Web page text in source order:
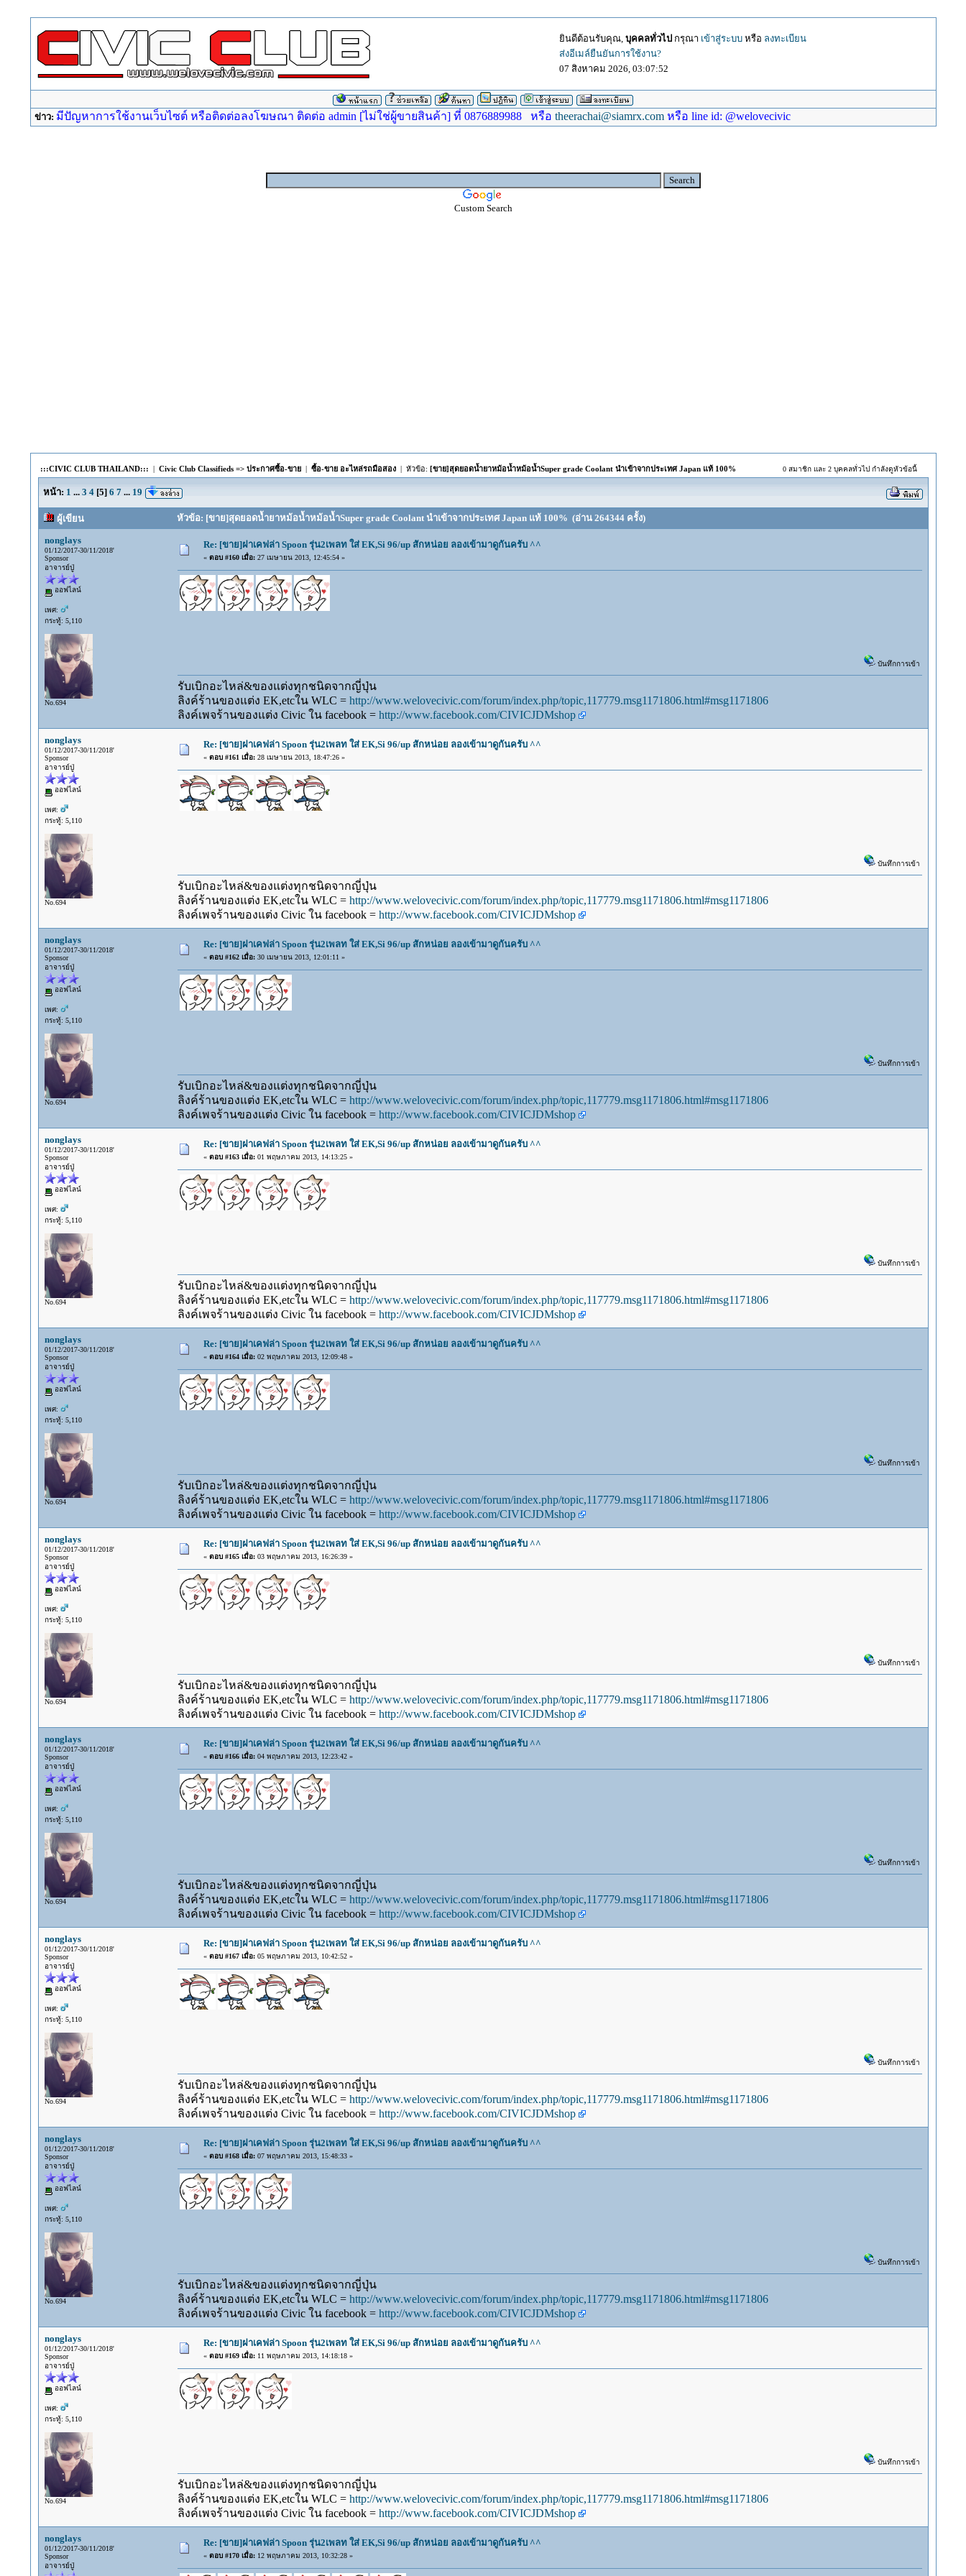
ยินดีต้อนรับคุณ, บุคคลทั่วไป กรุณา เข้าสู่ระบบหรือ ลงทะเบียน
ส่งอีเมล์ยืนยันการใช้งาน?
07 สิงหาคม 2026, 03:07:52
ข่าว: มีปัญหาการใช้งานเว็บไซต์ หรือติดต่อลงโฆษณา ติดต่อ admin [ไม่ใช่ผู้ขายสินค้า] ที่ 0876889988 หรือtheerachai@siamrx.com หรือ line id: @welovecivic
Custom Search
:::CIVIC CLUB THAILAND::: | Civic Club Classifieds => ประกาศซื้อ-ขาย| ซื้อ-ขาย อะไหล่รถมือสอง| หัวข้อ: [ขาย]สุดยอดน้ำยาหม้อน้ำหม้อน้ำSuper grade Coolant นำเข้าจากประเทศ Japan แท้ 100% 0 สมาชิก และ 2 บุคคลทั่วไป กำลังดูหัวข้อนี้
หน้า: 1 ... 3 4[5] 6 7 ... 19
ผู้เขียน หัวข้อ: [ขาย]สุดยอดน้ำยาหม้อน้ำหม้อน้ำSuper grade Coolant นำเข้าจากประเทศ Japan แท้ 100% (อ่าน 264344 ครั้ง)
nonglays
01/12/2017-30/11/2018'
Sponsor
อาจารย์ปู่
ออฟไลน์
เพศ:
กระทู้: 5,110
No.694
Re: [ขาย]ฝาเคฟล่า Spoon รุ่น2เพลท ใส่ EK,Si 96/up สักหน่อย ลองเข้ามาดูกันครับ ^^
« ตอบ #160 เมื่อ:27 เมษายน 2013, 12:45:54 »
บันทึกการเข้า
รับเบิกอะไหล่&ของแต่งทุกชนิดจากญี่ปุ่น
ลิงค์ร้านของแต่ง EK,etcใน WLC = http://www.welovecivic.com/forum/index.php/topic,117779.msg1171806.html#msg1171806
ลิงค์เพจร้านของแต่ง Civic ใน facebook = http://www.facebook.com/CIVICJDMshop
nonglays
01/12/2017-30/11/2018'
Sponsor
อาจารย์ปู่
ออฟไลน์
เพศ:
กระทู้: 5,110
No.694
Re: [ขาย]ฝาเคฟล่า Spoon รุ่น2เพลท ใส่ EK,Si 96/up สักหน่อย ลองเข้ามาดูกันครับ ^^
« ตอบ #161 เมื่อ:28 เมษายน 2013, 18:47:26 »
บันทึกการเข้า
รับเบิกอะไหล่&ของแต่งทุกชนิดจากญี่ปุ่น
ลิงค์ร้านของแต่ง EK,etcใน WLC = http://www.welovecivic.com/forum/index.php/topic,117779.msg1171806.html#msg1171806
ลิงค์เพจร้านของแต่ง Civic ใน facebook = http://www.facebook.com/CIVICJDMshop
nonglays
01/12/2017-30/11/2018'
Sponsor
อาจารย์ปู่
ออฟไลน์
เพศ:
กระทู้: 5,110
No.694
Re: [ขาย]ฝาเคฟล่า Spoon รุ่น2เพลท ใส่ EK,Si 96/up สักหน่อย ลองเข้ามาดูกันครับ ^^
« ตอบ #162 เมื่อ:30 เมษายน 2013, 12:01:11 »
บันทึกการเข้า
รับเบิกอะไหล่&ของแต่งทุกชนิดจากญี่ปุ่น
ลิงค์ร้านของแต่ง EK,etcใน WLC = http://www.welovecivic.com/forum/index.php/topic,117779.msg1171806.html#msg1171806
ลิงค์เพจร้านของแต่ง Civic ใน facebook = http://www.facebook.com/CIVICJDMshop
nonglays
01/12/2017-30/11/2018'
Sponsor
อาจารย์ปู่
ออฟไลน์
เพศ:
กระทู้: 5,110
No.694
Re: [ขาย]ฝาเคฟล่า Spoon รุ่น2เพลท ใส่ EK,Si 96/up สักหน่อย ลองเข้ามาดูกันครับ ^^
« ตอบ #163 เมื่อ:01 พฤษภาคม 2013, 14:13:25 »
บันทึกการเข้า
รับเบิกอะไหล่&ของแต่งทุกชนิดจากญี่ปุ่น
ลิงค์ร้านของแต่ง EK,etcใน WLC = http://www.welovecivic.com/forum/index.php/topic,117779.msg1171806.html#msg1171806
ลิงค์เพจร้านของแต่ง Civic ใน facebook = http://www.facebook.com/CIVICJDMshop
nonglays
01/12/2017-30/11/2018'
Sponsor
อาจารย์ปู่
ออฟไลน์
เพศ:
กระทู้: 5,110
No.694
Re: [ขาย]ฝาเคฟล่า Spoon รุ่น2เพลท ใส่ EK,Si 96/up สักหน่อย ลองเข้ามาดูกันครับ ^^
« ตอบ #164 เมื่อ:02 พฤษภาคม 2013, 12:09:48 »
บันทึกการเข้า
รับเบิกอะไหล่&ของแต่งทุกชนิดจากญี่ปุ่น
ลิงค์ร้านของแต่ง EK,etcใน WLC = http://www.welovecivic.com/forum/index.php/topic,117779.msg1171806.html#msg1171806
ลิงค์เพจร้านของแต่ง Civic ใน facebook = http://www.facebook.com/CIVICJDMshop
nonglays
01/12/2017-30/11/2018'
Sponsor
อาจารย์ปู่
ออฟไลน์
เพศ:
กระทู้: 5,110
No.694
Re: [ขาย]ฝาเคฟล่า Spoon รุ่น2เพลท ใส่ EK,Si 96/up สักหน่อย ลองเข้ามาดูกันครับ ^^
« ตอบ #165 เมื่อ:03 พฤษภาคม 2013, 16:26:39 »
บันทึกการเข้า
รับเบิกอะไหล่&ของแต่งทุกชนิดจากญี่ปุ่น
ลิงค์ร้านของแต่ง EK,etcใน WLC = http://www.welovecivic.com/forum/index.php/topic,117779.msg1171806.html#msg1171806
ลิงค์เพจร้านของแต่ง Civic ใน facebook = http://www.facebook.com/CIVICJDMshop
nonglays
01/12/2017-30/11/2018'
Sponsor
อาจารย์ปู่
ออฟไลน์
เพศ:
กระทู้: 5,110
No.694
Re: [ขาย]ฝาเคฟล่า Spoon รุ่น2เพลท ใส่ EK,Si 96/up สักหน่อย ลองเข้ามาดูกันครับ ^^
« ตอบ #166 เมื่อ:04 พฤษภาคม 2013, 12:23:42 »
บันทึกการเข้า
รับเบิกอะไหล่&ของแต่งทุกชนิดจากญี่ปุ่น
ลิงค์ร้านของแต่ง EK,etcใน WLC = http://www.welovecivic.com/forum/index.php/topic,117779.msg1171806.html#msg1171806
ลิงค์เพจร้านของแต่ง Civic ใน facebook = http://www.facebook.com/CIVICJDMshop
nonglays
01/12/2017-30/11/2018'
Sponsor
อาจารย์ปู่
ออฟไลน์
เพศ:
กระทู้: 5,110
No.694
Re: [ขาย]ฝาเคฟล่า Spoon รุ่น2เพลท ใส่ EK,Si 96/up สักหน่อย ลองเข้ามาดูกันครับ ^^
« ตอบ #167 เมื่อ:05 พฤษภาคม 2013, 10:42:52 »
บันทึกการเข้า
รับเบิกอะไหล่&ของแต่งทุกชนิดจากญี่ปุ่น
ลิงค์ร้านของแต่ง EK,etcใน WLC = http://www.welovecivic.com/forum/index.php/topic,117779.msg1171806.html#msg1171806
ลิงค์เพจร้านของแต่ง Civic ใน facebook = http://www.facebook.com/CIVICJDMshop
nonglays
01/12/2017-30/11/2018'
Sponsor
อาจารย์ปู่
ออฟไลน์
เพศ:
กระทู้: 5,110
No.694
Re: [ขาย]ฝาเคฟล่า Spoon รุ่น2เพลท ใส่ EK,Si 96/up สักหน่อย ลองเข้ามาดูกันครับ ^^
« ตอบ #168 เมื่อ:07 พฤษภาคม 2013, 15:48:33 »
บันทึกการเข้า
รับเบิกอะไหล่&ของแต่งทุกชนิดจากญี่ปุ่น
ลิงค์ร้านของแต่ง EK,etcใน WLC = http://www.welovecivic.com/forum/index.php/topic,117779.msg1171806.html#msg1171806
ลิงค์เพจร้านของแต่ง Civic ใน facebook = http://www.facebook.com/CIVICJDMshop
nonglays
01/12/2017-30/11/2018'
Sponsor
อาจารย์ปู่
ออฟไลน์
เพศ:
กระทู้: 5,110
No.694
Re: [ขาย]ฝาเคฟล่า Spoon รุ่น2เพลท ใส่ EK,Si 96/up สักหน่อย ลองเข้ามาดูกันครับ ^^
« ตอบ #169 เมื่อ:11 พฤษภาคม 2013, 14:18:18 »
บันทึกการเข้า
รับเบิกอะไหล่&ของแต่งทุกชนิดจากญี่ปุ่น
ลิงค์ร้านของแต่ง EK,etcใน WLC = http://www.welovecivic.com/forum/index.php/topic,117779.msg1171806.html#msg1171806
ลิงค์เพจร้านของแต่ง Civic ใน facebook = http://www.facebook.com/CIVICJDMshop
nonglays
01/12/2017-30/11/2018'
Sponsor
อาจารย์ปู่
Re: [ขาย]ฝาเคฟล่า Spoon รุ่น2เพลท ใส่ EK,Si 96/up สักหน่อย ลองเข้ามาดูกันครับ ^^
« ตอบ #170 เมื่อ:12 พฤษภาคม 2013, 10:32:28 »